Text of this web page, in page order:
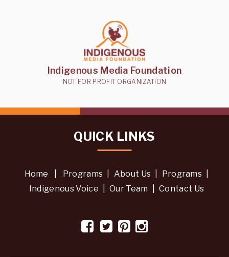
Indigenous Media Foundation
NOT FOR PROFIT ORGANIZATION
QUICK LINKS
Home Programs About Us Programs
Indigenous Voice
Our Team Contact Us